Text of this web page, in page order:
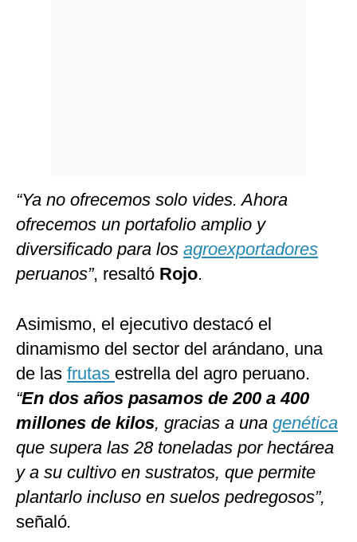
“Ya no ofrecemos solo vides. Ahora
ofrecemos un portafolio amplio y
diversificado para los agroexportadores
peruanos”, resaltó Rojo.
Asimismo, el ejecutivo destacó el
dinamismo del sector del arándano, una
de las frutas estrella del agro peruano.
“En dos años pasamos de 200 a 400
millones de kilos, gracias a una genética
que supera las 28 toneladas por hectárea
y a su cultivo en sustratos, que permite
plantarlo incluso en suelos pedregosos”,
señaló.